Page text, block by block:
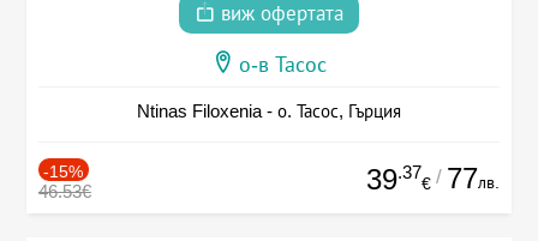
виж офертата
о-в Тасос
Ntinas Filoxenia - о. Тасос, Гърция
-15%
46.53€ 39.37
€ / 77лв.